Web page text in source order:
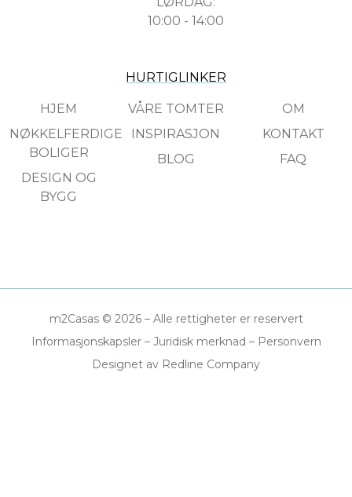
HURTIGLINKER
HJEM
NØKKELFERDIGE
BOLIGER
DESIGN OG
BYGG
VÅRE TOMTER
INSPIRASJON
BLOG
OM
KONTAKT
FAQ
10:00 - 14:00
m2Casas © 2026 – Alle rettigheter er reservert
Informasjonskapsler– Juridisk merknad – Personvern
Designet av Redline Company